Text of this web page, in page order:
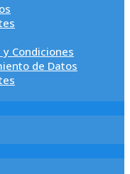
Condiciones
de Datos